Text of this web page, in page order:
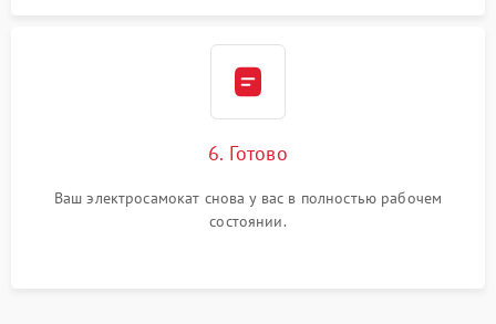
6. Готово
Ваш электросамокат снова у вас в полностью рабочем
состоянии.